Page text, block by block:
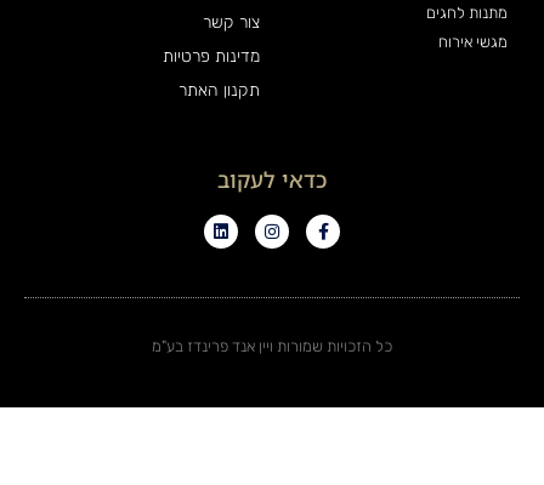
מתנות לחגים
מגשי אירוח
צור קשר
מדינות פרטיות
תקנון האתר
כדאי לעקוב
כל הזכויות שמורות ויין אנד פרינדז בע"מ